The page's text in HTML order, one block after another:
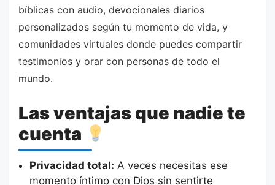
bíblicas con audio, devocionales diarios
personalizados según tu momento de vida, y
comunidades virtuales donde puedes compartir
testimonios y orar con personas de todo el
mundo.
Las ventajas que nadie te
cuenta
Privacidad total: A veces necesitas ese
momento íntimo con Dios sin sentirte